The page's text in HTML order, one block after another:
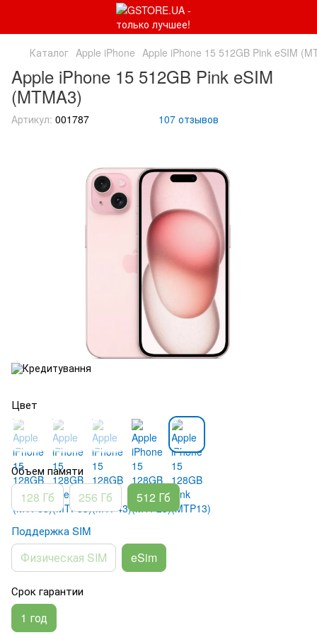
Каталог Apple iPhone Apple iPhone 15 512GB Pink eSIM
Apple iPhone 15 512GB Pink eSIM
(MTMA3)
Артикул: 001787 107 отзывов
Цвет
Объем памяти
128 Гб 256 Гб 512 Гб
Поддержка SIM
Физическая SIM eSim
Срок гарантии
1 год